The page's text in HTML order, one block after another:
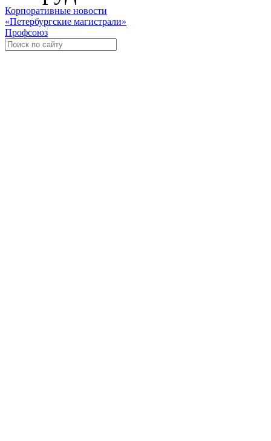
Корпоративные новости
«Петербургские магистрали»
Профсоюз